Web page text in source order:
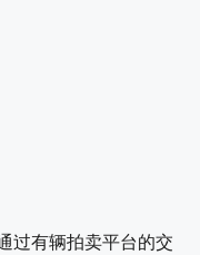
过有辆拍卖平台的交